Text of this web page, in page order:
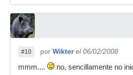
#10 por Wikter el 06/02/2008
mmm....
no, sencillamente no